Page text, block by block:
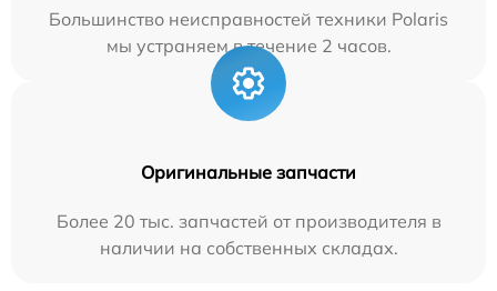
Большинство неисправностей техники Polaris
мы устраняем в течение 2 часов.
Оригинальные запчасти
Более 20 тыс. запчастей от производителя в
наличии на собственных складах.